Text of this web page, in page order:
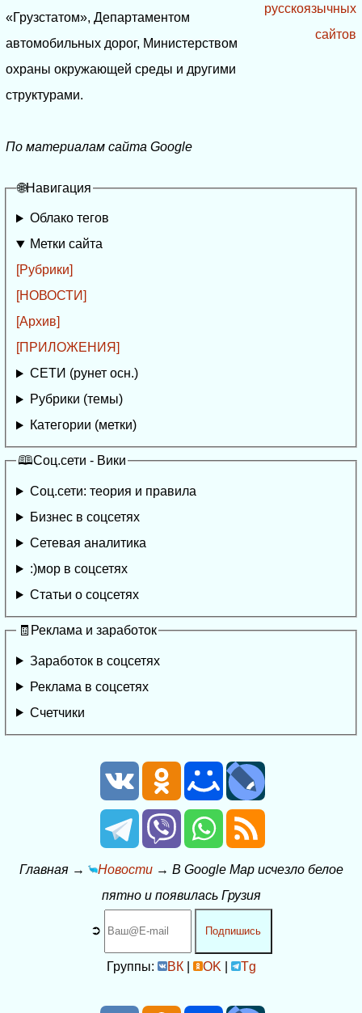
«Грузстатом», Департаментом
автомобильных дорог, Министерством
охраны окружающей среды и другими
структурами.
По материалам сайта Google
русскоязычных
сайтов
🌐Навигация
Облако тегов
Метки сайта
[Рубрики]
[НОВОСТИ]
[Архив]
[ПРИЛОЖЕНИЯ]
СЕТИ (рунет осн.)
Рубрики (темы)
Категории (метки)
🕮Соц.сети - Вики
Соц.сети: теория и правила
Бизнес в соцсетях
Сетевая аналитика
:)мор в соцсетях
Статьи о соцсетях
🧾Реклама и заработок
Заработок в соцсетях
Реклама в соцсетях
Счетчики
Главная→ Новости→ В Google Map исчезло белое
пятно и появилась Грузия
➲ Подпишись
Группы: ВК| OK Tg